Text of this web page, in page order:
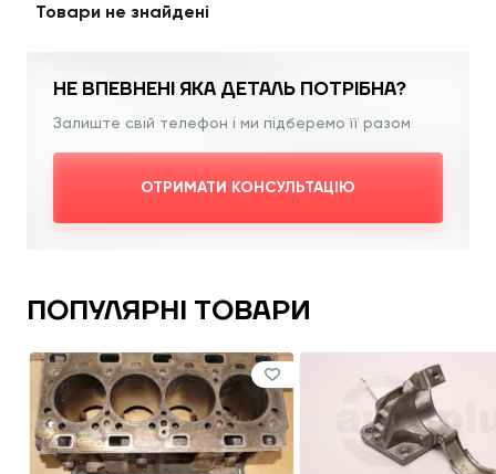
Товари не знайдені
НЕ ВПЕВНЕНІ ЯКА ДЕТАЛЬ ПОТРІБНА?
Залиште свій телефон і ми підберемо її разом
ОТРИМАТИ КОНСУЛЬТАЦІЮ
ПОПУЛЯРНІ ТОВАРИ